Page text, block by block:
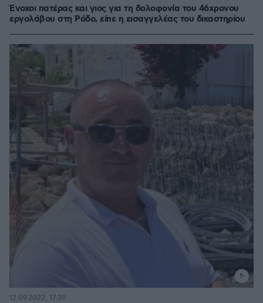
Ένοχοι πατέρας και γιος για τη δολοφονία του 46χρονου
εργολάβου στη Ρόδο, είπε η εισαγγελέας του δικαστηρίου
12.09.2022, 17:39